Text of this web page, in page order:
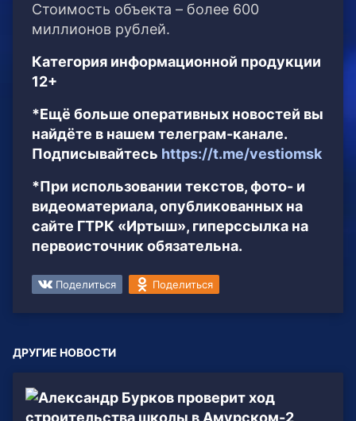
Стоимость объекта – более 600
миллионов рублей.
Категория информационной продукции
12+
*Ещё больше оперативных новостей вы
найдёте в нашем телеграм-канале.
Подписывайтесь https://t.me/vestiomsk
*При использовании текстов, фото- и
видеоматериала, опубликованных на
сайте ГТРК «Иртыш», гиперссылка на
первоисточник обязательна.
Поделиться Поделиться
ДРУГИЕ НОВОСТИ